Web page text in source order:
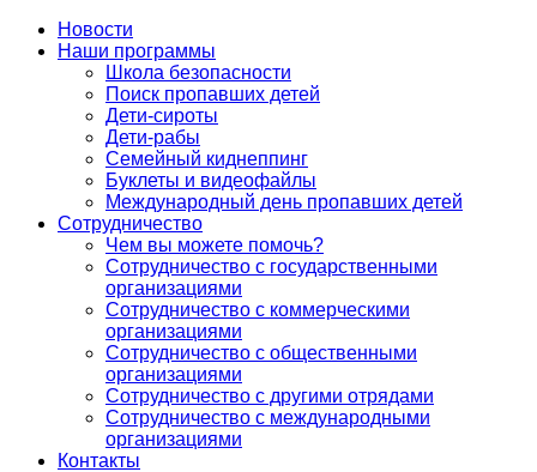
Новости
Наши программы
Школа безопасности
Поиск пропавших детей
Дети-сироты
Дети-рабы
Семейный киднеппинг
Буклеты и видеофайлы
Международный день пропавших детей
Сотрудничество
Чем вы можете помочь?
Сотрудничество с государственными
организациями
Сотрудничество с коммерческими
организациями
Сотрудничество с общественными
организациями
Сотрудничество с другими отрядами
Сотрудничество с международными
организациями
Контакты